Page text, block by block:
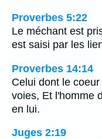
Proverbes 5:22
Le méchant est
est saisi par les
Proverbes 14:14
Celui dont le
voies, Et l'homme
en lui.
Juges 2:19